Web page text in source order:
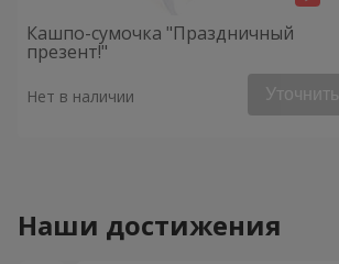
Кашпо-сумочка "Праздничный
презент!"
Нет в наличии Уточнить
Наши достижения